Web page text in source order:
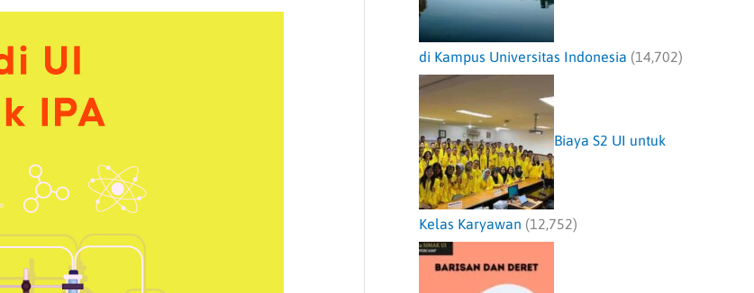
di Kampus Universitas Indonesia (14,702)
Biaya S2 UI untuk
Kelas Karyawan (12,752)